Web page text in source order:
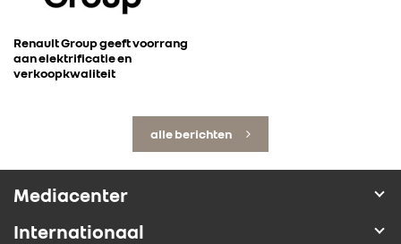
Renault Group geeft voorrang
aan elektrificatie en
verkoopkwaliteit
alle berichten
Mediacenter
Internationaal